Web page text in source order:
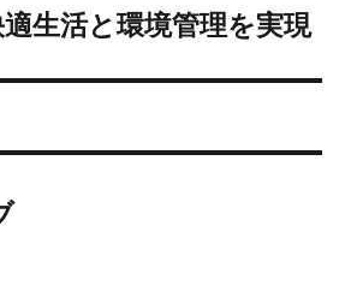
生活と環境管理を実現